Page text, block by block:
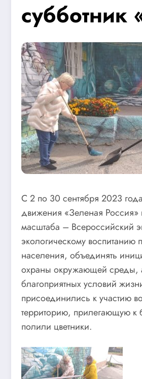
субботник
С 2 по 30 сентября 2023
движения «Зеленая Россия»
масштаба – Всероссийский
экологическому
населения, объединять
охраны окружающей среды,
благоприятных условий
присоединились к участию
территорию, прилегающую к
полили цветники.